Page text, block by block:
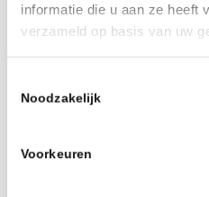
informatie die u aan ze heeft
verzameld op basis van uw
Noodzakelijk
Voorkeuren
13 mei 2019